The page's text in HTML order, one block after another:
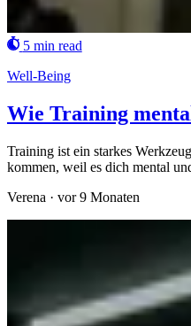
5 min read
Well-Being
Wie Training
Training ist ein starkes
kommen, weil es dich mental
Verena · vor 9 Monaten